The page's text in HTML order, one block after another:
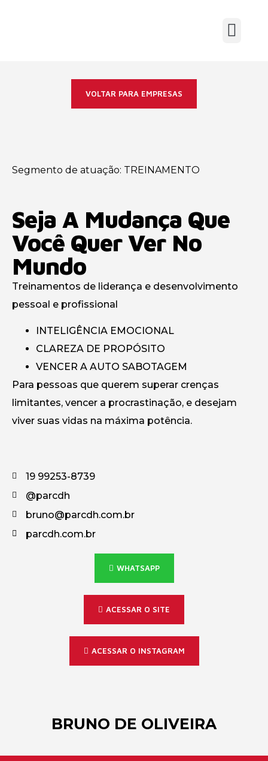
VOLTAR PARA EMPRESAS
Segmento de atuação: TREINAMENTO
Seja A Mudança Que
Você Quer Ver No
Mundo
Treinamentos de liderança e desenvolvimento
pessoal e profissional
INTELIGÊNCIA EMOCIONAL
CLAREZA DE PROPÓSITO
VENCER A AUTO SABOTAGEM
Para pessoas que querem superar crenças
limitantes, vencer a procrastinação, e desejam
viver suas vidas na máxima potência.
19 99253-8739
@parcdh
bruno@parcdh.com.br
parcdh.com.br
WHATSAPP
ACESSAR O SITE
ACESSAR O INSTAGRAM
BRUNO DE OLIVEIRA